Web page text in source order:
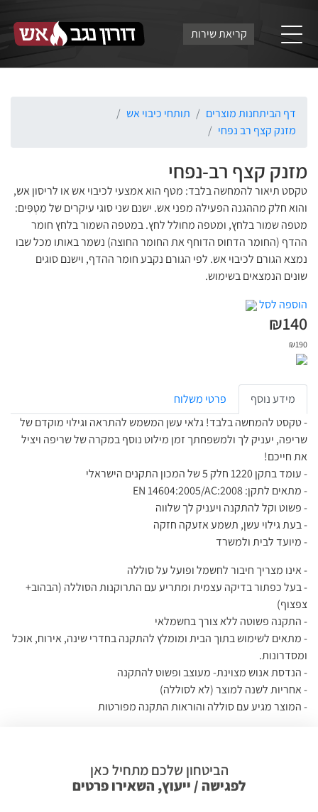
קריאת שירות
דף הביתחנות מוצרים
תותחי כיבוי אש
מזנק קצף רב נפחי
מזנק קצף רב-נפחי
טקסט תיאור להמחשה בלבד: מטף הוא אמצעי לכיבוי אש או לריסון אש,
והוא חלק מההגנה הפעילה מפני אש. ישנם שני סוגי עיקרים של מַטְפִּים:
מטפה שמור בלחץ, ומטפה מחולל לחץ. במטפה השמור בלחץ חומר
ההדף (החומר הדחוס הדוחף את החומר החוצה) נשמר באותו מכל שבו
נמצא הגורם לכיבוי אש. לפי הגורם נקבע חומר ההדף, וישנם סוגים
שונים הנמצאים בשימוש.
הוספה לסל
₪140
₪190
מידע נוסף
פרטי משלוח
- טקסט להמחשה בלבד! גלאי עשן המשמש להתראה וגילוי מוקדם של
שריפה, יעניק לך ולמשפחתך זמן מילוט נוסף במקרה של שריפה ויציל
את חייכם!
- עומד בתקן 1220 חלק 5 של המכון התקנים הישראלי
- מתאים לתקן: EN 14604:2005/AC:2008
- פשוט וקל להתקנה ויעניק לך שלווה
- בעת גילוי עשן, תשמע אזעקה חזקה
- מיועד לבית ולמשרד
- אינו מצריך חיבור לחשמל ופועל על סוללה
- בעל כפתור בדיקה עצמית ומתריע עם התרוקנות הסוללה (הבהוב+
צפצוף)
- התקנה פשוטה ללא צורך בחשמלאי
- מתאים לשימוש בתוך הבית ומומלץ להתקנה בחדרי שינה, אירוח, אוכל
ומסדרונות.
- הנדסת אנוש מצוינת- מעוצב ופשוט להתקנה
- אחריות לשנה למוצר (לא לסוללה)
- המוצר מגיע עם סוללה והוראות התקנה מפורטות
הביטחון שלכם מתחיל כאן
לפגישה / ייעוץ, השאירו פרטים